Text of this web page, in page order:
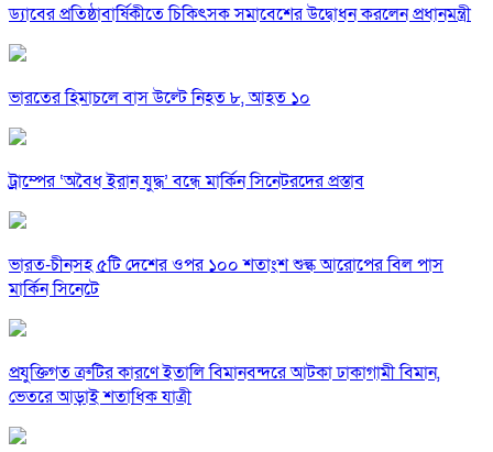
ড্যাবের প্রতিষ্ঠাবার্ষিকীতে চিকিৎসক সমাবেশের উদ্বোধন করলেন প্রধানমন্ত্রী
ভারতের হিমাচলে বাস উল্টে নিহত ৮, আহত ১০
ট্রাম্পের ‘অবৈধ ইরান যুদ্ধ’ বন্ধে মার্কিন সিনেটরদের প্রস্তাব
ভারত-চীনসহ ৫টি দেশের ওপর ১০০ শতাংশ শুল্ক আরোপের বিল পাস
মার্কিন সিনেটে
প্রযুক্তিগত ত্রুটির কারণে ইতালি বিমানবন্দরে আটকা ঢাকাগামী বিমান,
ভেতরে আড়াই শতাধিক যাত্রী